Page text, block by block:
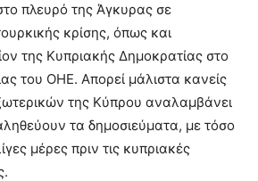
πλευρό της Άγκυρας σε
κρίσης, όπως και
της Κυπριακής Δημοκρατίας στο
του ΟΗΕ. Απορεί μάλιστα κανείς
της Κύπρου αναλαμβάνει
τα δημοσιεύματα, με τόσο
μέρες πριν τις κυπριακές